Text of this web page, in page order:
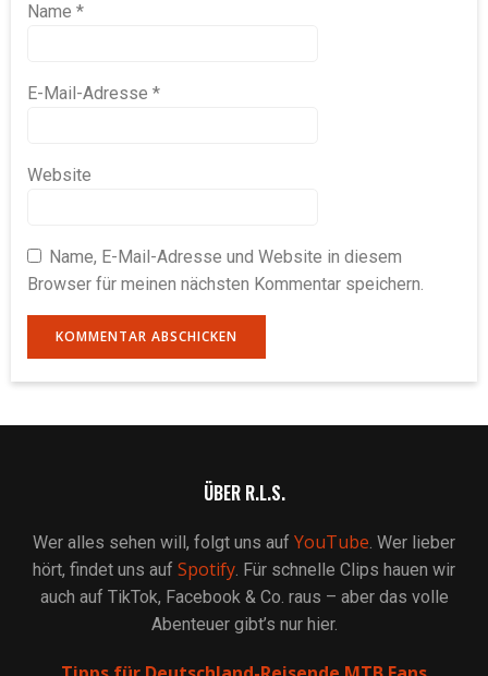
Name *
E-Mail-Adresse *
Website
Name, E-Mail-Adresse und Website in diesem
Browser für meinen nächsten Kommentar speichern.
ÜBER R.L.S.
Wer alles sehen will, folgt uns auf YouTube. Wer lieber
hört, findet uns auf Spotify. Für schnelle Clips hauen wir
auch auf TikTok, Facebook & Co. raus – aber das volle
Abenteuer gibt’s nur hier.